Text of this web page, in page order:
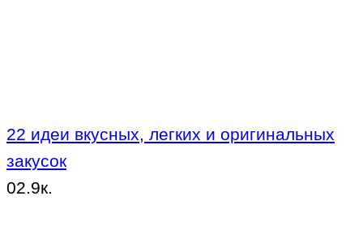
22 идеи вкусных, легких и оригинальных
закусок
02.9к.